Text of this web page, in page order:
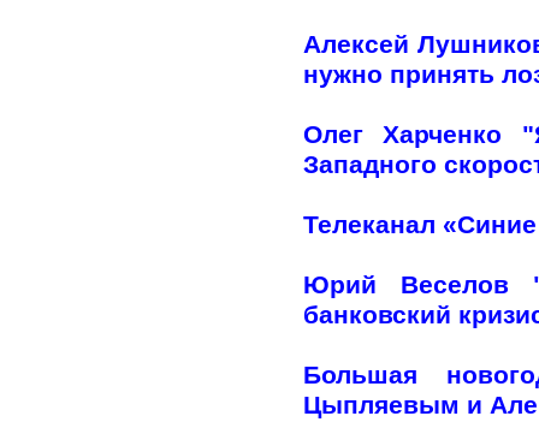
Алексей
нужно принять
Олег Харченко
Западного
Телеканал
Юрий Веселов
банковский
Большая
Цыпляевым и